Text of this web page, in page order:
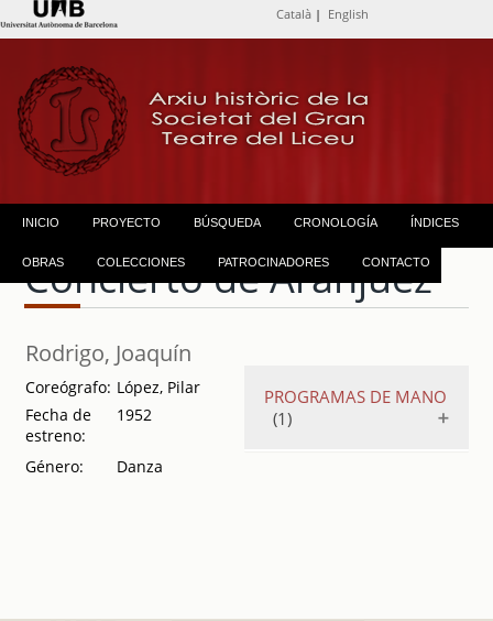
Català | English
INICIO PROYECTO BÚSQUEDA CRONOLOGÍA ÍNDICES
OBRAS COLECCIONES PATROCINADORES CONTACTO
Concierto de Aranjuez
Rodrigo, Joaquín
Coreógrafo: López, Pilar
Fecha de
estreno:
1952
Género: Danza
PROGRAMAS DE MANO
(1)